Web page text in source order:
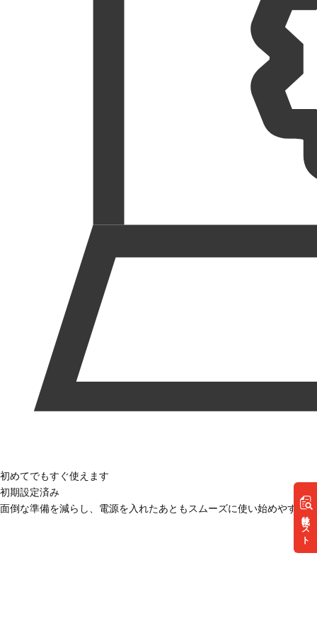
リスト
初めてでもすぐ使えます
初期設定済み
面倒な準備を減らし、電源を入れたあともスムーズに使い始めやすい